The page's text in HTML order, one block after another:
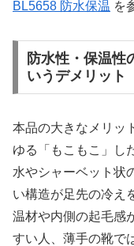
BL5658 防水保温 を
防水性・保温性
いうデメリット
本品の大きなメリッ
ゆる「もこもこ」し
水やシャーベット状
い構造が足先の冷え
温材や内側の起毛感
すい人、薄手の靴で